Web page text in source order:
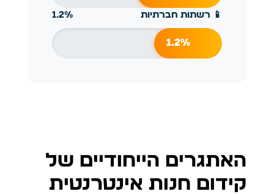
📱 רשתות חברתיות 1.2%
1.2%
האתגרים הייחודיים של
קידום חנות אינטרנטית